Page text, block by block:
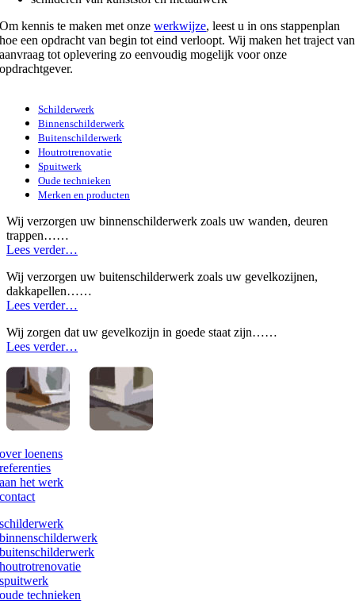
Om kennis te maken met onzewerkwijze, leest u in ons stappenplan
hoe een opdracht van begin tot eind verloopt. Wij maken het traject van
aanvraag tot oplevering zo eenvoudig mogelijk voor onze
opdrachtgever.
Schilderwerk
Binnenschilderwerk
Buitenschilderwerk
Houtrotrenovatie
Spuitwerk
Oude technieken
Merken en producten
Wij verzorgen uw binnenschilderwerk zoals uw wanden, deuren
trappen……
Lees verder…
Wij verzorgen uw buitenschilderwerk zoals uw gevelkozijnen,
dakkapellen……
Lees verder…
Wij zorgen dat uw gevelkozijn in goede staat zijn……
Lees verder…
over loenens
referenties
aan het werk
contact
schilderwerk
binnenschilderwerk
buitenschilderwerk
houtrotrenovatie
spuitwerk
oude technieken